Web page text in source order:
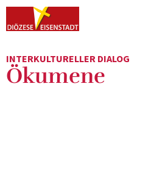
INTERKULTURELLER DIALOG
Ökumene